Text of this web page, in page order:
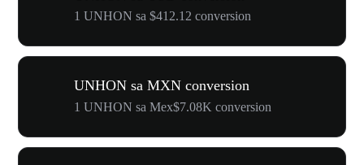
1 UNHON sa $412.12 conversion
UNHON sa MXN conversion
1 UNHON sa Mex$7.08K conversion